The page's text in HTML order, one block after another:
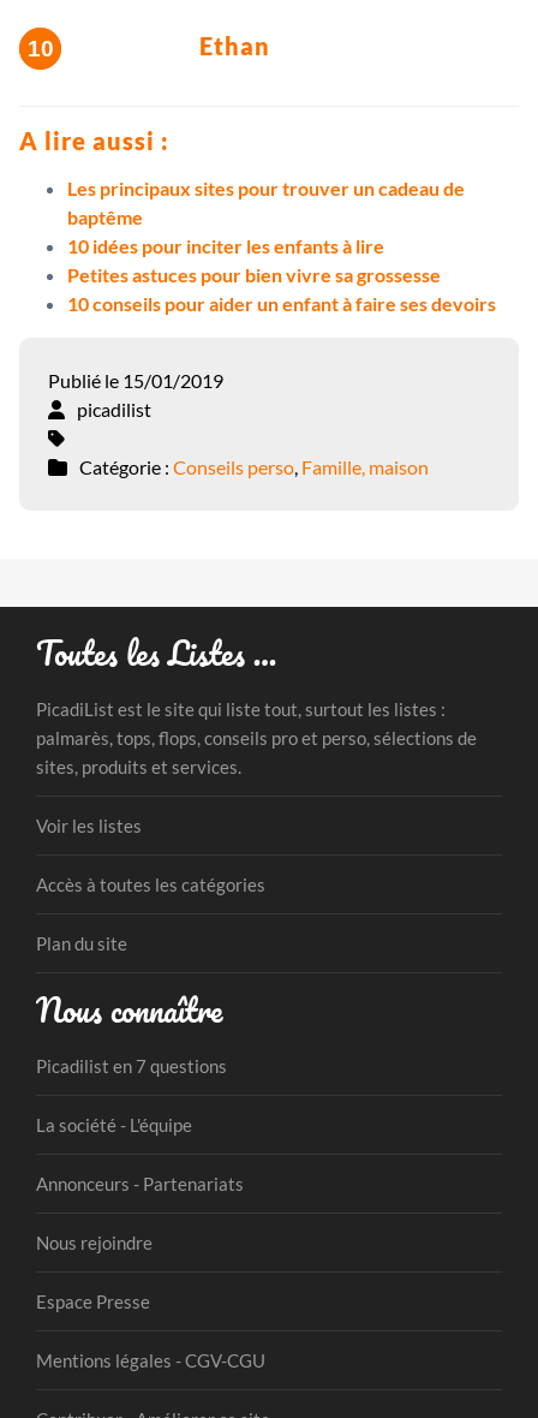
Ethan
A lire aussi :
Les principaux sites pour trouver un cadeau de
baptême
10 idées pour inciter les enfants à lire
Petites astuces pour bien vivre sa grossesse
10 conseils pour aider un enfant à faire ses devoirs
Publié le 15/01/2019
picadilist
Catégorie : Conseils perso, Famille, maison
Toutes les Listes …
PicadiList est le site qui liste tout, surtout les listes :
palmarès, tops, flops, conseils pro et perso, sélections de
sites, produits et services.
Voir les listes
Accès à toutes les catégories
Plan du site
Nous connaître
Picadilist en 7 questions
La société - L'équipe
Annonceurs - Partenariats
Nous rejoindre
Espace Presse
Mentions légales - CGV-CGU